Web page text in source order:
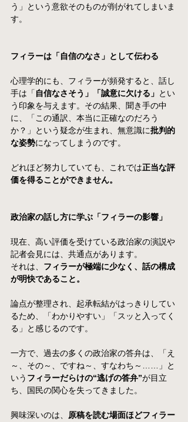
う」という意欲そのものが削がれてしまいま
す。
フィラーは「自信のなさ」として伝わる
心理学的にも、フィラーが頻発すると、話し
手は「 自信なさそう」「誠意に欠ける」 とい
う印象を与えます。その結果、聞き手の中
に、「この通訳、本当に正確なのだろう
か？」という疑念が生まれ、無意識に批判的
な姿勢になってしまうのです。
どれほど努力していても、これでは正当な評
価を得ることができません。
政治家の話し方に学ぶ「フィラーの影響」
現在、高い評価を受けている政治家の演説や
記者会見には、共通点があります。
それは、 フィラーが極端に少なく、話の構成
が明快であること。
論点が整理され、起承転結がはっきりしてい
るため、「わかりやすい」「スッと入ってく
る」と感じるのです。
一方で、過去の多くの政治家の答弁は、「え
～、その～、ですね～、すなわち～……」と
いう フィラーだらけの“逃げの答弁”が目立
ち、国民の関心を失ってきました。
興味深いのは、 原稿を読む場面ほどフィラー